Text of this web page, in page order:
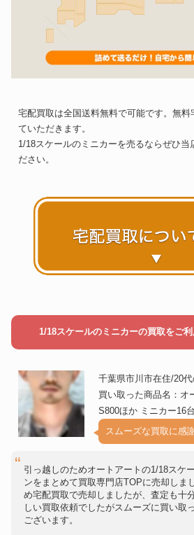
宅配買取は全国送料無料で可能です。無
ていただきます。
1/18スケールのミニカーを売るならぜひ当
ださい。
1/18スケールのミニカーの買取をご
千葉県市川市在住/20
買い取った商品名：オ
S800ほか ミニカー16台
スムーズな買取に感
引っ越しのためオートアートの1/18スケ
ンをまとめて買取専門店TOPに売却しま
め宅配買取で売却しましたが、査定も十
しい買取依頼でしたがスムーズに買い取
ございます。